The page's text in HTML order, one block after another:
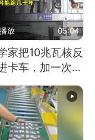
放 05:04
家把10兆瓦核反
卡车，加一次燃